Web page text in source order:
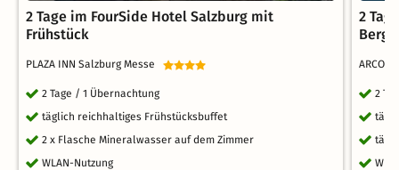
2 Tage im FourSide Hotel Salzburg mit
Frühstück
PLAZA INN Salzburg Messe
2 Tage / 1 Übernachtung
täglich reichhaltiges Frühstücksbuffet
2 x Flasche Mineralwasser auf dem Zimmer
WLAN-Nutzung
2
2